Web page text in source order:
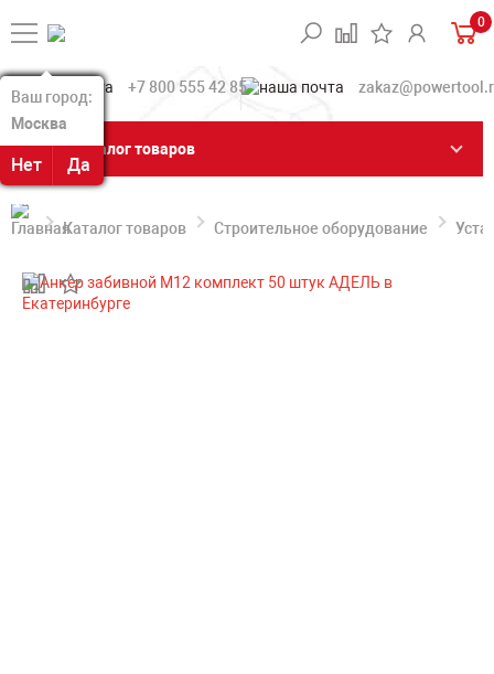
Ваш город:
Москва
Нет Да
Ваш город:
Москва
Нет Да
0
+7 800 555 42 85
Каталог товаров
Каталог товаров Строительное оборудование